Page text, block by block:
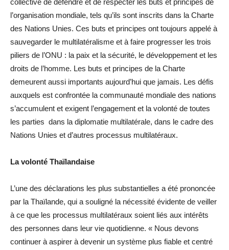
collective de défendre et de respecter les buts et principes de
l’organisation mondiale, tels qu’ils sont inscrits dans la Charte
des Nations Unies. Ces buts et principes ont toujours appelé à
sauvegarder le multilatéralisme et à faire progresser les trois
piliers de l’ONU : la paix et la sécurité, le développement et les
droits de l’homme. Les buts et principes de la Charte
demeurent aussi importants aujourd’hui que jamais. Les défis
auxquels est confrontée la communauté mondiale des nations
s’accumulent et exigent l’engagement et la volonté de toutes
les parties dans la diplomatie multilatérale, dans le cadre des
Nations Unies et d’autres processus multilatéraux.
La volonté Thaïlandaise
L’une des déclarations les plus substantielles a été prononcée
par la Thaïlande, qui a souligné la nécessité évidente de veiller
à ce que les processus multilatéraux soient liés aux intérêts
des personnes dans leur vie quotidienne. « Nous devons
continuer à aspirer à devenir un système plus fiable et centré